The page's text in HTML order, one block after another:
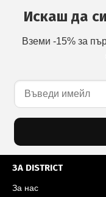
Искаш да
Вземи -15% за
ЗА DISTRICT
За нас